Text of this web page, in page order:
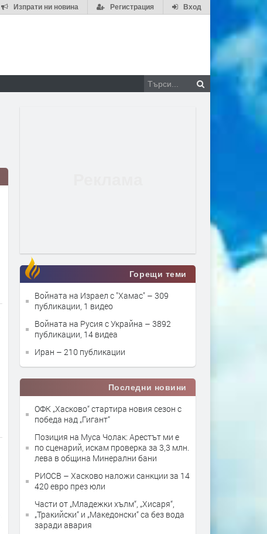
Вход
Регистрация
Изпрати ни новина
Горещи теми
Войната на Израел с "Хамас" – 309
публикации, 1 видео
Войната на Русия с Украйна – 3892
публикации, 14 видеа
Иран – 210 публикации
Последни новини
ОФК „Хасково“ стартира новия сезон с
победа над „Гигант“
Позиция на Муса Чолак: Арестът ми е
по сценарий, искам проверка за 3,3 млн.
лева в община Минерални бани
РИОСВ – Хасково наложи санкции за 14
420 евро през юли
Части от „Младежки хълм“, „Хисаря“,
„Тракийски“ и „Македонски“ са без вода
заради авария